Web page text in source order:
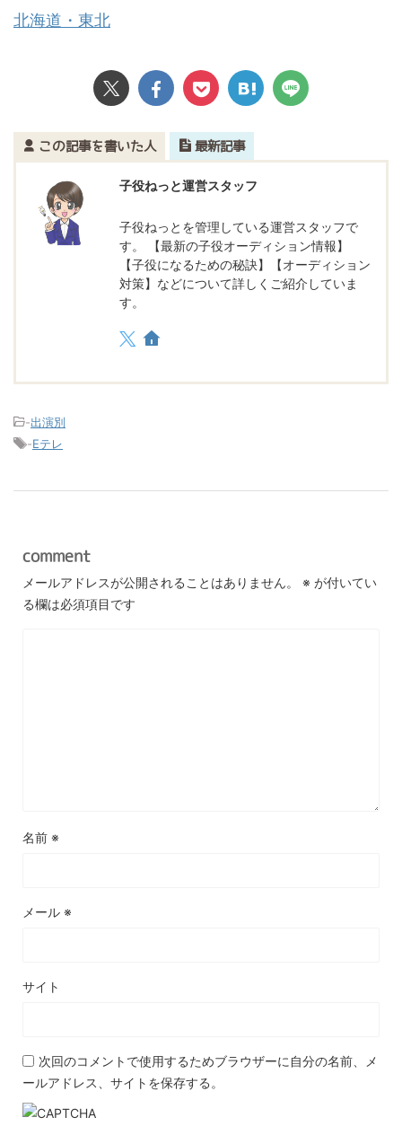
北海道・東北
この記事を書いた人 最新記事
子役ねっと運営スタッフ
子役ねっとを管理している運営スタッフで
す。 【最新の子役オーディション情報】
【子役になるための秘訣】【オーディション
対策】などについて詳しくご紹介していま
す。
-出演別
-Eテレ
comment
メールアドレスが公開されることはありません。 ※ が付いてい
る欄は必須項目です
名前 ※
メール ※
サイト
次回のコメントで使用するためブラウザーに自分の名前、メ
ールアドレス、サイトを保存する。